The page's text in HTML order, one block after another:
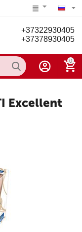
+37322930405
+37378930405
0
Excellent